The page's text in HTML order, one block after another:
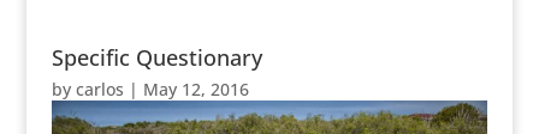
Specific Questionary
by carlos | May 12, 2016